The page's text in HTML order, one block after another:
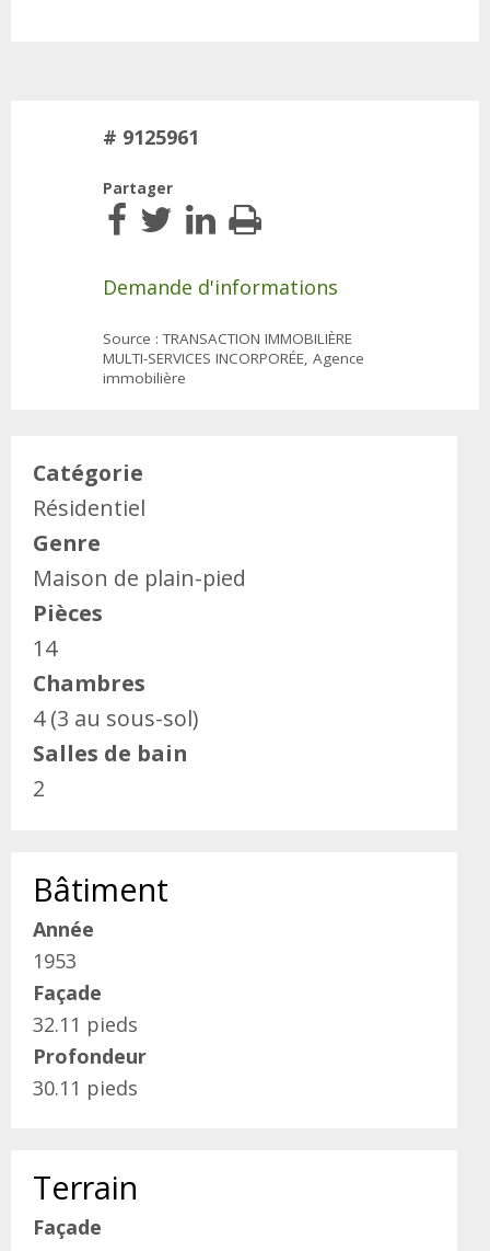
# 9125961
Partager
Demande d'informations
Source : TRANSACTION IMMOBILIÈRE
MULTI-SERVICES INCORPORÉE, Agence
immobilière
Catégorie
Résidentiel
Genre
Maison de plain-pied
Pièces
14
Chambres
4 (3 au sous-sol)
Salles de bain
2
Bâtiment
Année
1953
Façade
32.11 pieds
Profondeur
30.11 pieds
Terrain
Façade